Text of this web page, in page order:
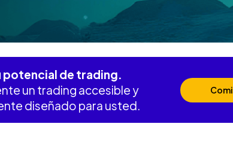
potencial de trading.
un trading accesible y
diseñado para usted.